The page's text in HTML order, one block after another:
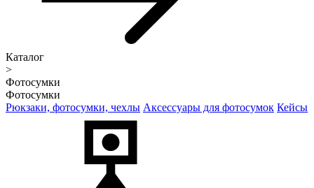
Каталог
>
Фотосумки
Фотосумки
Рюкзаки, фотосумки, чехлы Аксессуары для фотосумок Кейсы